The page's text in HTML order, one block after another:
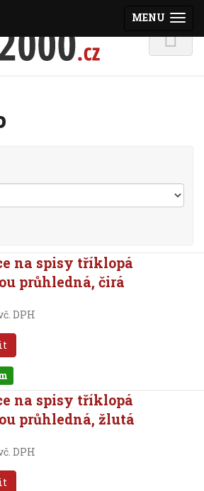
na spisy tříklopá
průhledná, čirá
DPH
na spisy tříklopá
průhledná, žlutá
DPH
MENU